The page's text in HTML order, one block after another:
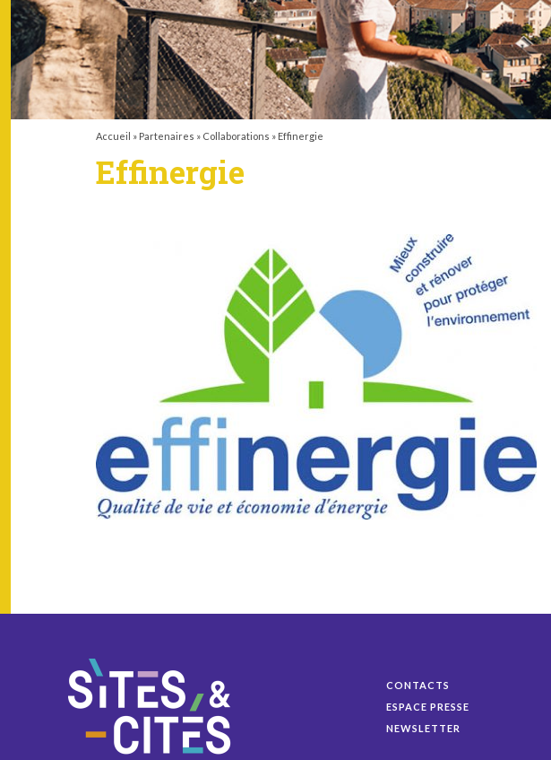
Accueil » Partenaires » Collaborations » Effinergie
Effinergie
CONTACTS
ESPACE PRESSE
NEWSLETTER